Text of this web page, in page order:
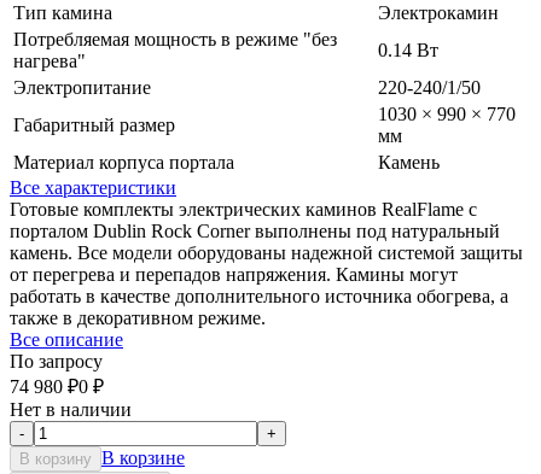
Тип камина
Электрокамин
Потребляемая мощность в режиме "без
нагрева"
0.14 Вт
Электропитание
220-240/1/50
Габаритный размер
1030 × 990 × 770
мм
Материал корпуса портала
Камень
Все характеристики
Готовые комплекты электрических каминов RealFlame с
порталом Dublin Rock Corner выполнены под натуральный
камень. Все модели оборудованы надежной системой защиты
от перегрева и перепадов напряжения. Камины могут
работать в качестве дополнительного источника обогрева, а
также в декоративном режиме.
Все описание
По запросу
74 980 ₽0 ₽
Нет в наличии
-
+
В корзину В корзине